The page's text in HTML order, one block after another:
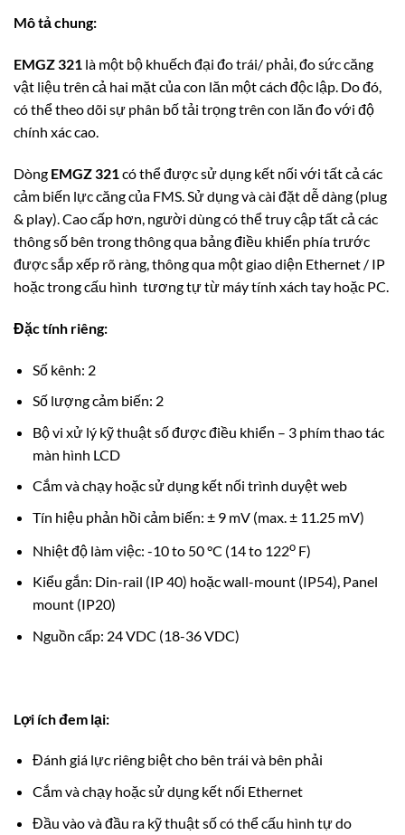
Mô tả chung:
EMGZ 321 là một bộ khuếch đại đo trái/ phải, đo sức căng
vật liệu trên cả hai mặt của con lăn một cách độc lập. Do đó,
có thể theo dõi sự phân bố tải trọng trên con lăn đo với độ
chính xác cao.
Dòng EMGZ 321có thể được sử dụng kết nối với tất cả các
cảm biến lực căng của FMS. Sử dụng và cài đặt dễ dàng (plug
& play). Cao cấp hơn, người dùng có thể truy cập tất cả các
thông số bên trong thông qua bảng điều khiển phía trước
được sắp xếp rõ ràng, thông qua một giao diện Ethernet / IP
hoặc trong cấu hình tương tự từ máy tính xách tay hoặc PC.
Đặc tính riêng:
Số kênh: 2
Số lượng cảm biến: 2
Bộ vi xử lý kỹ thuật số được điều khiển – 3 phím thao tác
màn hình LCD
Cắm và chạy hoặc sử dụng kết nối trình duyệt web
Tín hiệu phản hồi cảm biến: ± 9 mV (max. ± 11.25 mV)
Nhiệt độ làm việc: -10 to 50 °C (14 to 122oF)
Kiểu gắn: Din-rail (IP 40) hoặc wall-mount (IP54), Panel
mount (IP20)
Nguồn cấp: 24 VDC (18-36 VDC)
Lợi ích đem lại:
Đánh giá lực riêng biệt cho bên trái và bên phải
Cắm và chạy hoặc sử dụng kết nối Ethernet
Đầu vào và đầu ra kỹ thuật số có thể cấu hình tự do